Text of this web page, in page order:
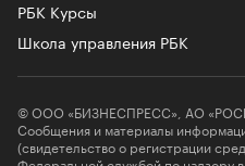
РБК Курсы
Школа управления РБК
© ООО «БИЗНЕСПРЕСС», АО
Сообщения и материалы
(свидетельство о регистрации